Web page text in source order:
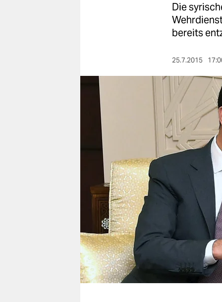
berlin
nord
wahrheit
verlag
verlag
veranstaltungen
shop
fragen & hilfe
unterstützen
abo
genossenschaft
Die
bereits
25.7.2015